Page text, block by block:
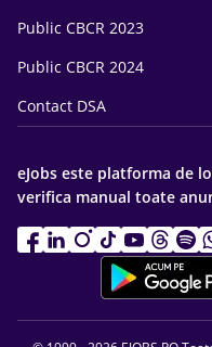
Public CBCR 2023
Public CBCR 2024
Contact DSA
eJobs este platforma de
verifica manual toate